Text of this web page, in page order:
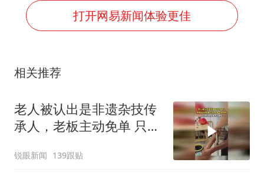
打开网易新闻体验更佳
相关推荐
老人被认出是非遗杂技传
承人，老板主动免单 只求
锐眼新闻 139跟贴